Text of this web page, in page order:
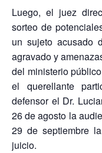
Luego, el juez
sorteo de
un sujeto acusado
agravado y
del ministerio
el querellante
defensor el Dr.
26 de agosto la
29 de septiembre
juicio.